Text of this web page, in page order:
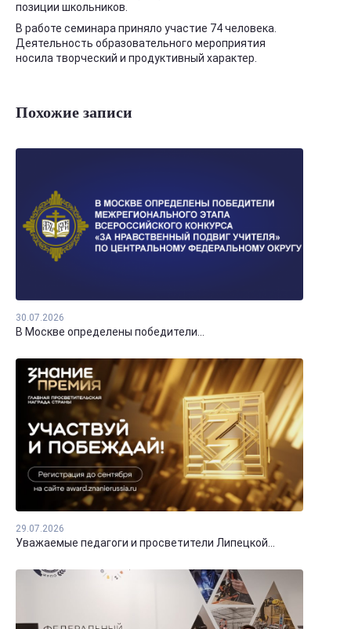
позиции школьников.
В работе семинара приняло участие 74 человека.
Деятельность образовательного мероприятия
носила творческий и продуктивный характер.
Похожие записи
30.07.2026
В Москве определены победители...
29.07.2026
Уважаемые педагоги и просветители Липецкой...